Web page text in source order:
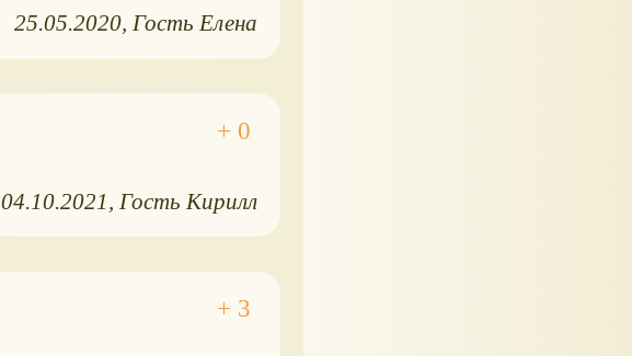
25.05.2020 Гость Елена
04.10.2021 Гость Кирилл